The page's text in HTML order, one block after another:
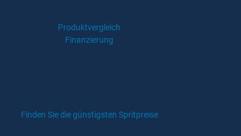
Produktvergleich
Finanzierung
Finden Sie die günstigsten Spritpreise